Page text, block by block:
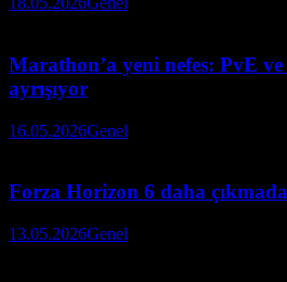
Marathon’a yeni nefes: PvE
ayrışıyor
16.05.2026Genel
Forza Horizon 6 daha
13.05.2026Genel